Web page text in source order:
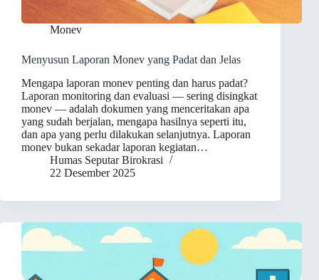
Monev
Menyusun Laporan Monev yang Padat dan Jelas
Mengapa laporan monev penting dan harus padat?
Laporan monitoring dan evaluasi — sering disingkat
monev — adalah dokumen yang menceritakan apa
yang sudah berjalan, mengapa hasilnya seperti itu,
dan apa yang perlu dilakukan selanjutnya. Laporan
monev bukan sekadar laporan kegiatan…
Humas Seputar Birokrasi
22 Desember 2025